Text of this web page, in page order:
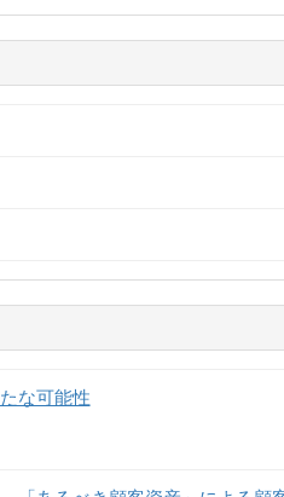
な可能性